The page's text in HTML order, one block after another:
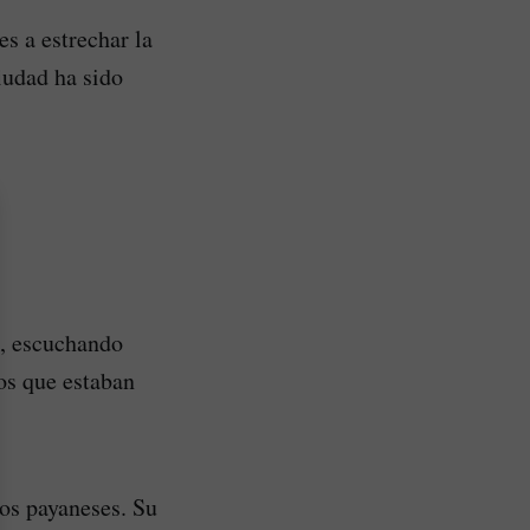
a estrechar la
ha sido
escuchando
que estaban
payaneses. Su